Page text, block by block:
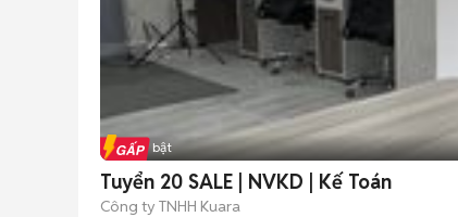
Tin nổi bật
Tuyển 20 SALE | NVKD | Kế Toán
Công ty TNHH Kuara